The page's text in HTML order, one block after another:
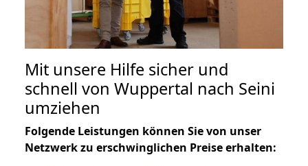
Mit unsere Hilfe sicher und
schnell von Wuppertal nach Seini
umziehen
Folgende Leistungen können Sie von unser
Netzwerk zu erschwinglichen Preise erhalten: